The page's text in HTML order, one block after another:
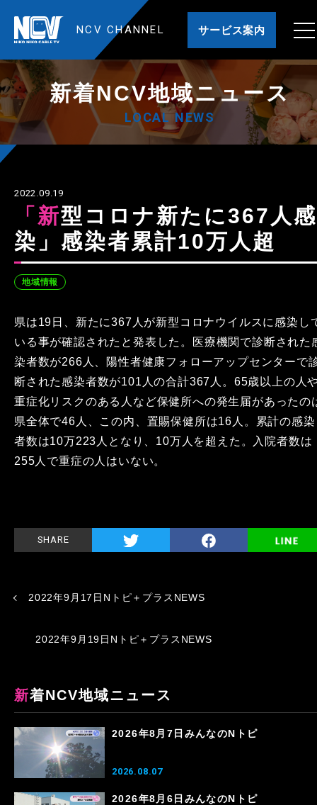
NCV CHANNEL サービス案内
新着NCV地域ニュース
LOCAL NEWS
2022.09.19
「新型コロナ新たに367人感
染」感染者累計10万人超
地域情報
県は19日、新たに367人が新型コロナウイルスに感染し
いる事が確認されたと発表した。医療機関で診断された
染者数が266人、陽性者健康フォローアップセンターで
断された感染者数が101人の合計367人。65歳以上の人
重症化リスクのある人など保健所への発生届があったの
県全体で46人、この内、置賜保健所は16人。累計の感染
者数は10万223人となり、10万人を超えた。入院者数は
255人で重症の人はいない。
SHARE
2022年9月17日Nトピ＋プラスNEWS
2022年9月19日Nトピ＋プラスNEWS
新着NCV地域ニュース
2026年8月7日みんなのNトピ
2026.08.07
2026年8月6日みんなのNトピ